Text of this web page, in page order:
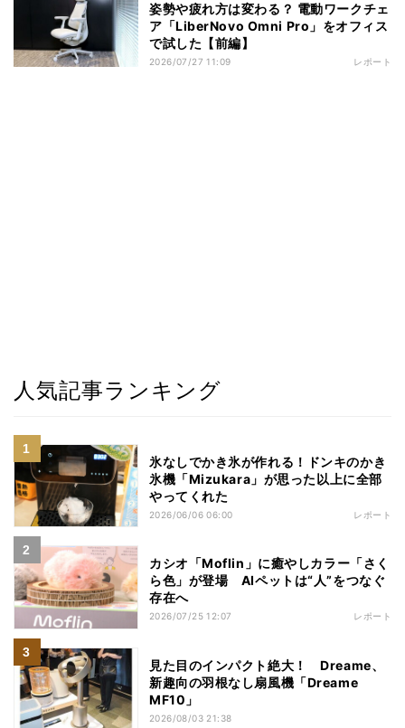
姿勢や疲れ方は変わる？ 電動ワークチェ
ア「LiberNovo Omni Pro」をオフィス
で試した【前編】
2026/07/27 11:09 レポート
人気記事ランキング
氷なしでかき氷が作れる！ドンキのかき
氷機「Mizukara」が思った以上に全部
やってくれた
2026/06/06 06:00 レポート
カシオ「Moflin」に癒やしカラー「さく
ら色」が登場 AIペットは“人”をつなぐ
存在へ
2026/07/25 12:07 レポート
見た目のインパクト絶大！ Dreame、
新趣向の羽根なし扇風機「Dreame
MF10」
2026/08/03 21:38